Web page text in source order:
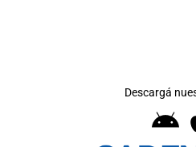
Descargá